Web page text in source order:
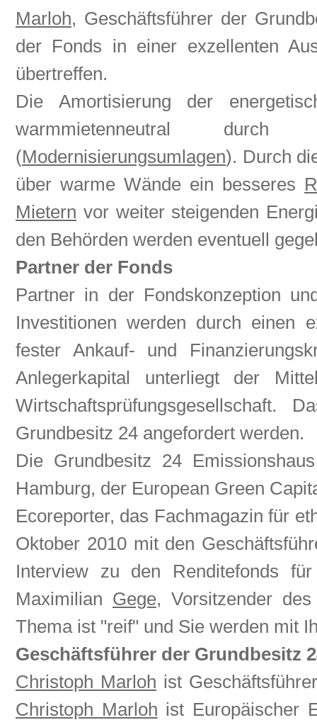
Marloh, Geschäftsführer der
der Fonds in einer exzellenten
übertreffen.
Die Amortisierung der
warmmietenneutral durch
(Modernisierungsumlagen). Durch
über warme Wände ein besseres
Mietern vor weiter steigenden
den Behörden werden eventuell
Partner der Fonds
Partner in der Fondskonzeption
Investitionen werden durch einen
fester Ankauf- und
Anlegerkapital unterliegt der
Wirtschaftsprüfungsgesellschaft.
Grundbesitz 24 angefordert werden.
Die Grundbesitz 24
Hamburg, der European Green
Ecoreporter, das Fachmagazin für
Oktober 2010 mit den
Interview zu den Renditefonds
Maximilian Gege, Vorsitzender
Thema ist "reif" und Sie werden mit
Geschäftsführer der Grundbesitz
Christoph Marloh ist
Christoph Marloh ist Europäischer